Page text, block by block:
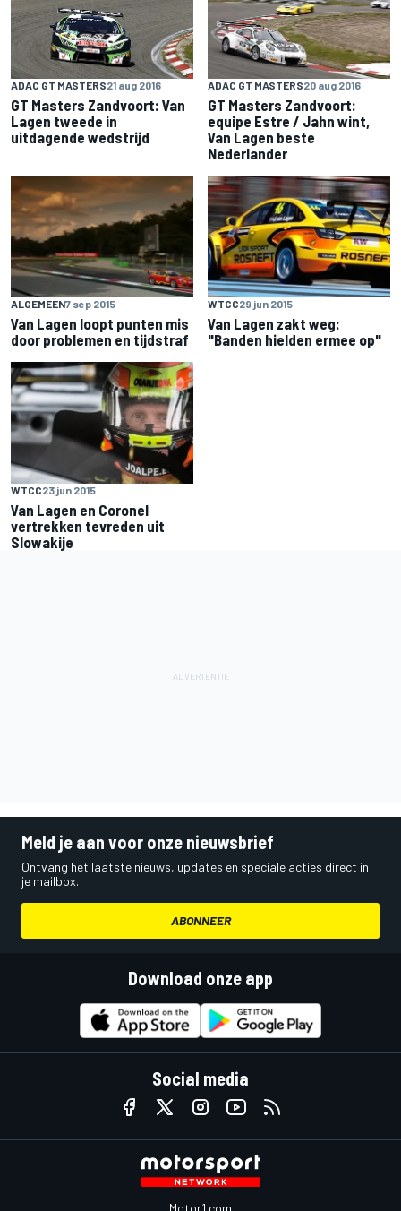
ADAC GT MASTERS21 aug 2016
GT Masters Zandvoort: Van
Lagen tweede in
uitdagende wedstrijd
ADAC GT MASTERS20 aug 2016
GT Masters Zandvoort:
equipe Estre / Jahn wint,
Van Lagen beste
Nederlander
ALGEMEEN7 sep 2015
Van Lagen loopt punten mis
door problemen en tijdstraf
WTCC29 jun 2015
Van Lagen zakt weg:
"Banden hielden ermee op"
WTCC23 jun 2015
Van Lagen en Coronel
vertrekken tevreden uit
Slowakije
Meld je aan voor onze nieuwsbrief
Ontvang het laatste nieuws, updates en speciale acties direct in
je mailbox.
ABONNEER
Download onze app
Social media